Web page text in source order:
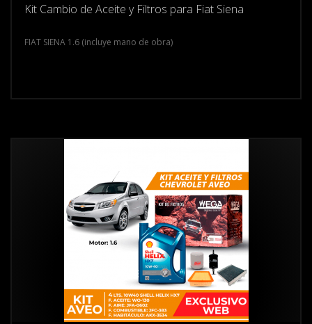
Kit Cambio de Aceite y Filtros para Fiat Siena
FIAT SIENA 1.6 (incluye mano de obra)